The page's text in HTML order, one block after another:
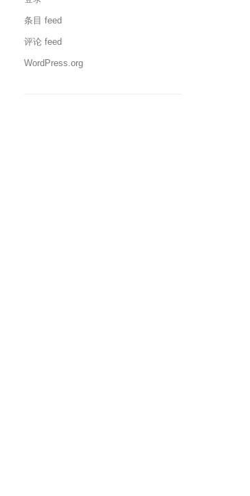
条目 feed
评论 feed
WordPress.org